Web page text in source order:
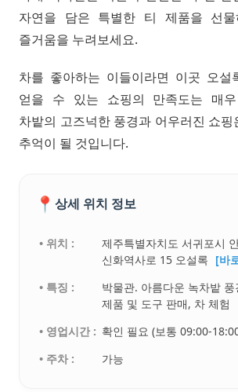
자연을 담은 특별한 티 제품을 선물
즐거움을 누려보세요.
차를 좋아하는 이들이라면 이곳 오설
얻을 수 있는 쇼핑의 만족도는 매
차밭의 고즈넉한 풍경과 어우러진 쇼
추억이 될 것입니다.
📍 상세 위치 정보
• 위치 :
제주특별자치도 서귀포시
신화역사로 15 오설록 [바
• 특징 :
박물관. 아름다운 녹차밭
제품 및 도구 판매, 차 체험
• 영업시간 : 확인 필요 (보통 09:00-
• 주차 :
가능